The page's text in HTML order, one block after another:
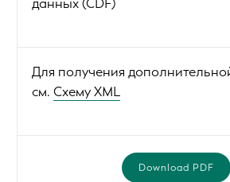
данных (CDF)
Для получения
см. Схему XML
Download PDF